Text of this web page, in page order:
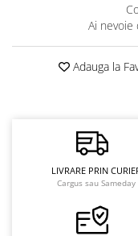
Ai nevoie
Adauga la
LIVRARE PRIN
Cargus sau Sameday